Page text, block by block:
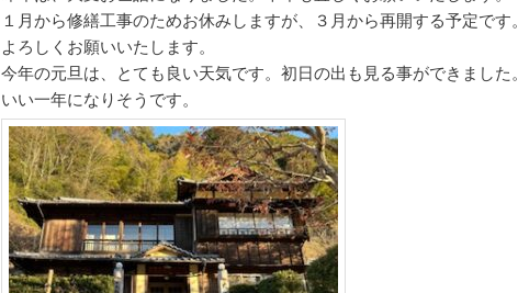
１月から修繕工事のためお休みしますが、３月から再開する予定です。
よろしくお願いいたします。
今年の元旦は、とても良い天気です。初日の出も見る事ができました。
いい一年になりそうです。